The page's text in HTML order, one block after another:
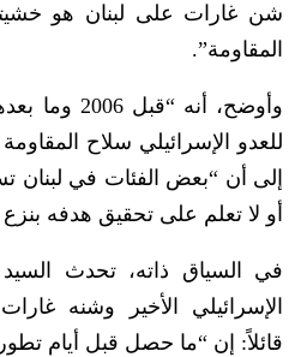
شن غارات على لبنان هو
المقاومة”.
وأوضح، أنه
للعدو الإسرائيلي سلاح
إلى أن “بعض الفئات في لبنان
أو لا تعلم على تحقيق هدفه
في السياق ذاته، تحدث السيد
الإسرائيلي الأخير وشنه
قائلاً: إن “ما حصل قبل أيام